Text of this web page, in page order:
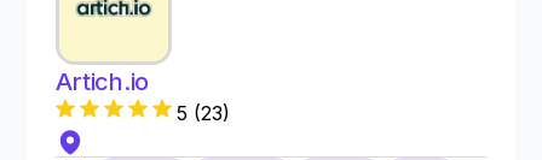
Artich.io
5 (23)